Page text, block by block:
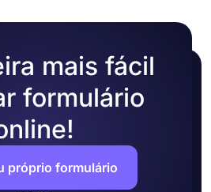
mais fácil
formulário
próprio formulário